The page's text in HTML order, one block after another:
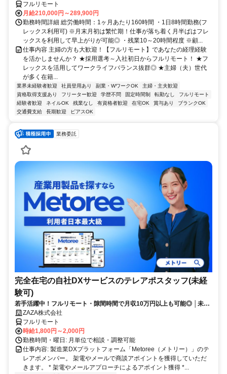
フルリモート
月給210,000円～289,900円
勤務時間詳細 総労働時間：1ヶ月あたり160時間 ・1日8時間勤務(フ
レックス利用可) ※月末月初は繁忙期！仕事が落ち着く月半ばはフレ
ックスを利用して早上がりが可能◎ ・残業10～20時間程度 ※顧...
仕事内容 主婦の方も大歓迎！【フルリモート】であなたの経理経験
を活かしませんか？ ★採用選考～入社初日からフルリモート！ ★フ
レックスを活用してワークライフバランス抜群◎ ★主婦（夫）世代
が多く在籍...
業界未経験者歓迎 社員登用あり 副業・WワークOK
主婦・主夫歓迎
資格取得支援あり
フリーター歓迎 学歴不問 固定時間制 転勤なし
フルリモート
経験者歓迎
ネイルOK 残業なし 有資格者歓迎 在宅OK 賞与あり
ブランクOK
交通費支給
長期歓迎 ピアスOK
業務委託
完全在宅の自社DXサービスのテレアポスタッフ(未経
験可)
若手活躍中！フルリモート・隙間時間で月収10万円以上も可能◎ │未経
験からインサイドセールスに挑戦
ZAZA株式会社
フルリモート
時給1,800円～2,000円
勤務時間・曜日: 月単位で相談・調整可能
仕事内容: 製造業DXプラットフォーム「Metoree（メトリー）」のテ
レアポメンバー。 架電やメールで商談アポイントを獲得していただ
きます。 * 架電やメールアプローチによるアポイント獲得 *...